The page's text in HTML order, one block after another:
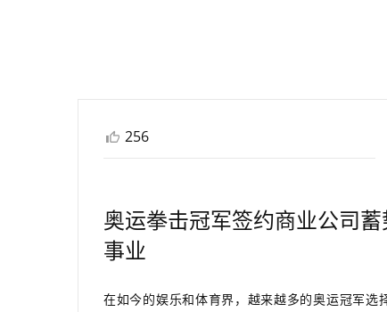
256
奥运拳击冠军签约商业公司
事业
在如今的娱乐和体育界，越来越多的奥运冠军